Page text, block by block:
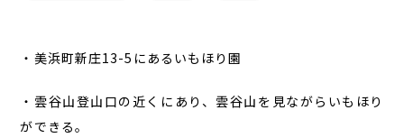
・美浜町新庄13-5にあるいもほり園
・雲谷山登山口の近くにあり、雲谷山を見ながらいもほり
ができる。